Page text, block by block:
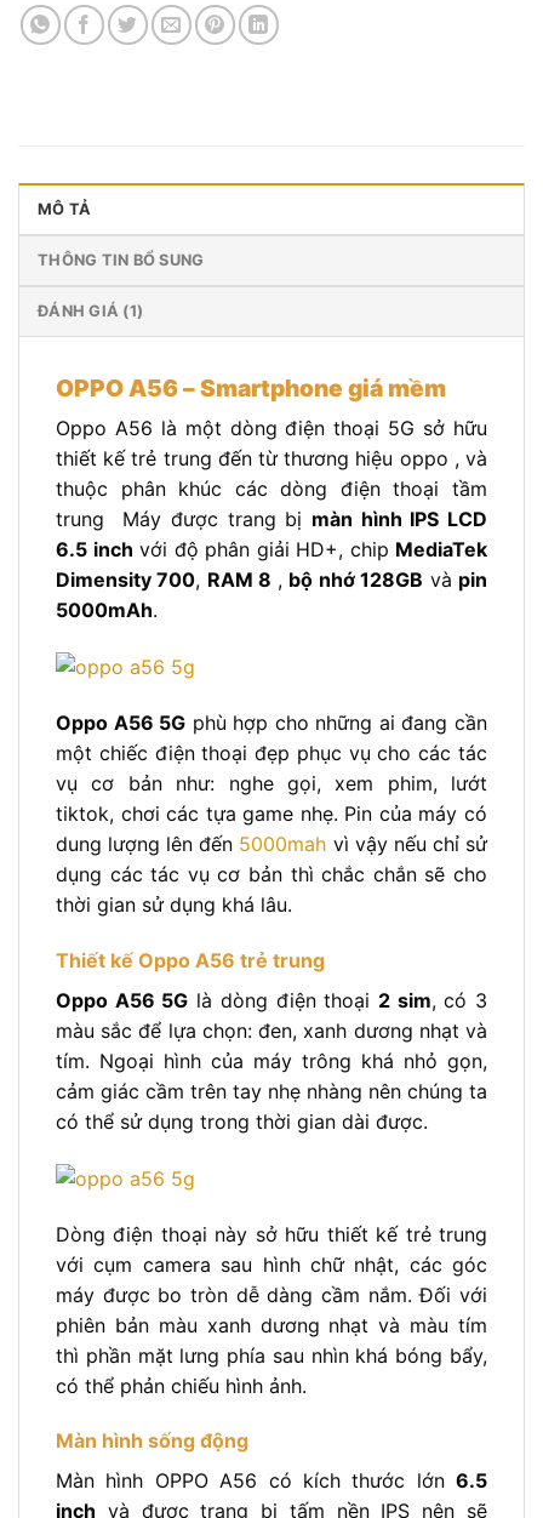
MÔ TẢ
THÔNG TIN BỔ SUNG
ĐÁNH GIÁ (1)
OPPO A56 – Smartphone giá mềm
Oppo A56 là một dòng điện thoại 5G sở hữu
thiết kế trẻ trung đến từ thương hiệu oppo , và
thuộc phân khúc các dòng điện thoại tầm
trung
Máy được trang bị màn hình IPS LCD
6.5 inch với độ phân giải HD+, chip MediaTek
Dimensity 700, RAM 8 , bộ nhớ 128GB và pin
5000mAh.
Oppo A56 5G phù hợp cho những ai đang cần
một chiếc điện thoại đẹp phục vụ cho các tác
vụ cơ bản như: nghe gọi, xem phim, lướt
tiktok, chơi các tựa game nhẹ. Pin của máy có
dung lượng lên đến 5000mah vì vậy nếu chỉ sử
dụng các tác vụ cơ bản thì chắc chắn sẽ cho
thời gian sử dụng khá lâu.
Thiết kế Oppo A56 trẻ trung
Oppo A56 5G là dòng điện thoại 2 sim, có 3
màu sắc để lựa chọn: đen, xanh dương nhạt và
tím. Ngoại hình của máy trông khá nhỏ gọn,
cảm giác cầm trên tay nhẹ nhàng nên chúng ta
có thể sử dụng trong thời gian dài được.
Dòng điện thoại này sở hữu thiết kế trẻ trung
với cụm camera sau hình chữ nhật, các góc
máy được bo tròn dễ dàng cầm nắm. Đối với
phiên bản màu xanh dương nhạt và màu tím
thì phần mặt lưng phía sau nhìn khá bóng bẩy,
có thể phản chiếu hình ảnh.
Màn hình sống động
Màn hình OPPO A56 có kích thước lớn 6.5
inch và được trang bị tấm nền IPS nên sẽ